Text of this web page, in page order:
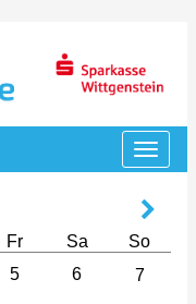
Fr Sa
So
5 6 7